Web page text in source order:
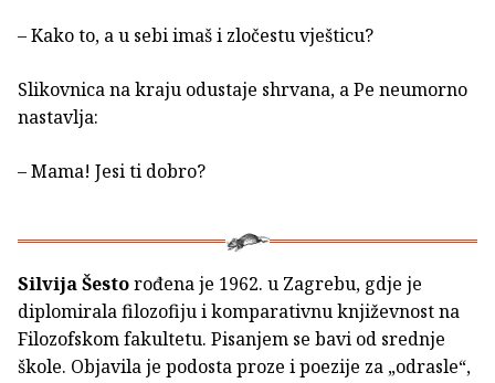
– Kako to, a u sebi imaš i zločestu vješticu?
Slikovnica na kraju odustaje shrvana, a Pe neumorno
nastavlja:
– Mama! Jesi ti dobro?
Silvija Šestorođena je 1962. u Zagrebu, gdje je
diplomirala filozofiju i komparativnu književnost na
Filozofskom fakultetu. Pisanjem se bavi od srednje
škole. Objavila je podosta proze i poezije za „odrasle“,